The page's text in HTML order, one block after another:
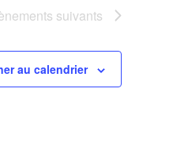
suivants
au calendrier